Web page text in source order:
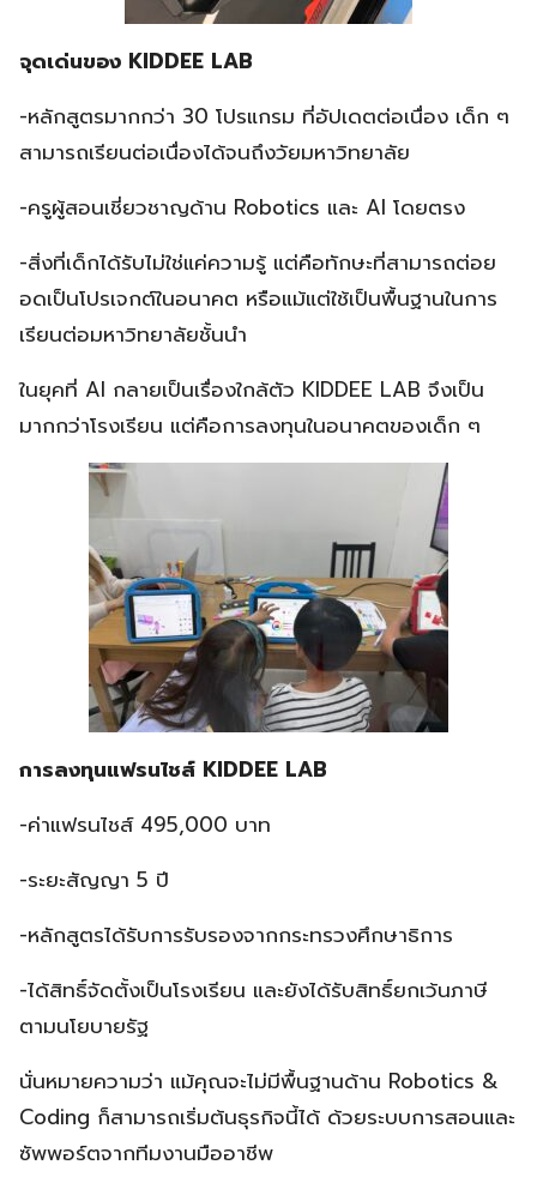
จุดเด่นของ KIDDEE LAB
-หลักสูตรมากกว่า 30 โปรแกรม ที่อัปเดตต่อเนื่อง เด็ก ๆ
สามารถเรียนต่อเนื่องได้จนถึงวัยมหาวิทยาลัย
-ครูผู้สอนเชี่ยวชาญด้าน Robotics และ AI โดยตรง
-สิ่งที่เด็กได้รับไม่ใช่แค่ความรู้ แต่คือทักษะที่สามารถต่อย
อดเป็นโปรเจกต์ในอนาคต หรือแม้แต่ใช้เป็นพื้นฐานในการ
เรียนต่อมหาวิทยาลัยชั้นนำ
ในยุคที่ AI กลายเป็นเรื่องใกล้ตัว KIDDEE LAB จึงเป็น
มากกว่าโรงเรียน แต่คือการลงทุนในอนาคตของเด็ก ๆ
การลงทุนแฟรนไชส์ KIDDEE LAB
-ค่าแฟรนไชส์ 495,000 บาท
-ระยะสัญญา 5 ปี
-หลักสูตรได้รับการรับรองจากกระทรวงศึกษาธิการ
-ได้สิทธิ์จัดตั้งเป็นโรงเรียน และยังได้รับสิทธิ์ยกเว้นภาษี
ตามนโยบายรัฐ
นั่นหมายความว่า แม้คุณจะไม่มีพื้นฐานด้าน Robotics &
Coding ก็สามารถเริ่มต้นธุรกิจนี้ได้ ด้วยระบบการสอนและ
ซัพพอร์ตจากทีมงานมืออาชีพ